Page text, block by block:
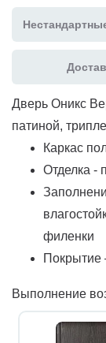
Дверь Оникс
патиной,
Каркас
Отделка -
филенки
Покрытие
Выполнение